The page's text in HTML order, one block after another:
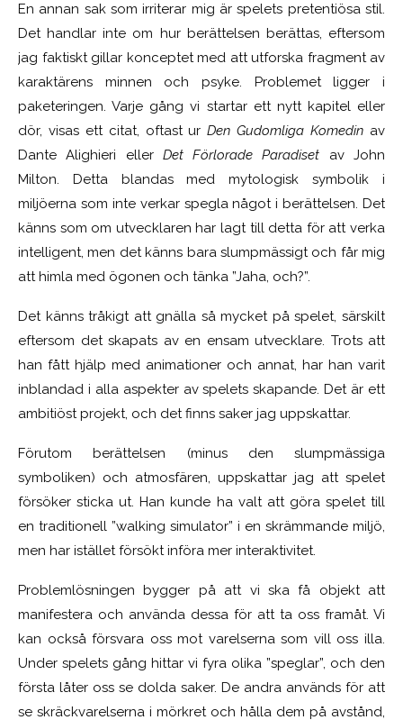
En annan sak som irriterar mig är spelets pretentiösa stil.
Det handlar inte om hur berättelsen berättas, eftersom
jag faktiskt gillar konceptet med att utforska fragment av
karaktärens minnen och psyke. Problemet ligger i
paketeringen. Varje gång vi startar ett nytt kapitel eller
dör, visas ett citat, oftast urDen Gudomliga Komedin av
Dante Alighieri eller Det Förlorade Paradiset av John
Milton. Detta blandas med mytologisk symbolik i
miljöerna som inte verkar spegla något i berättelsen. Det
känns som om utvecklaren har lagt till detta för att verka
intelligent, men det känns bara slumpmässigt och får mig
att himla med ögonen och tänka ”Jaha, och?”.
Det känns tråkigt att gnälla så mycket på spelet, särskilt
eftersom det skapats av en ensam utvecklare. Trots att
han fått hjälp med animationer och annat, har han varit
inblandad i alla aspekter av spelets skapande. Det är ett
ambitiöst projekt, och det finns saker jag uppskattar.
Förutom berättelsen (minus den slumpmässiga
symboliken) och atmosfären, uppskattar jag att spelet
försöker sticka ut. Han kunde ha valt att göra spelet till
en traditionell ”walking simulator” i en skrämmande miljö,
men har istället försökt införa mer interaktivitet.
Problemlösningen bygger på att vi ska få objekt att
manifestera och använda dessa för att ta oss framåt. Vi
kan också försvara oss mot varelserna som vill oss illa.
Under spelets gång hittar vi fyra olika ”speglar”, och den
första låter oss se dolda saker. De andra används för att
se skräckvarelserna i mörkret och hålla dem på avstånd,